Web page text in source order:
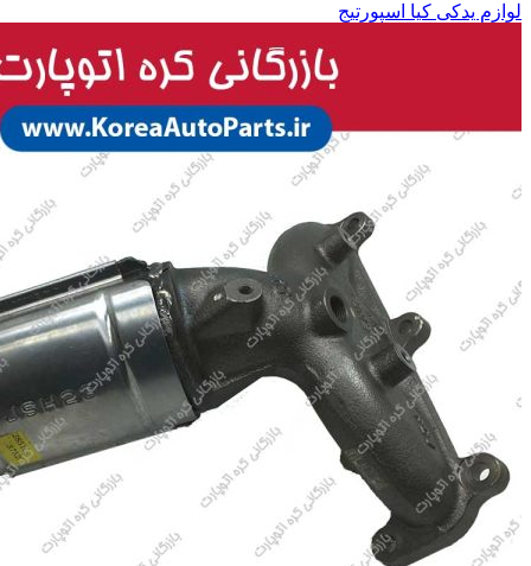
لوازم یدکی کیا اسپورتیج